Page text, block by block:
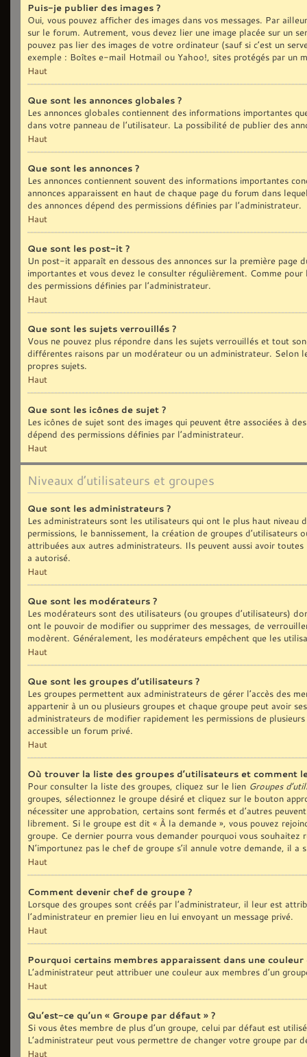
Puis-je publier des images ?
Oui, vous pouvez afficher des images dans vos messages. Par
sur le forum. Autrement, vous devez lier une image placée sur un
pouvez pas lier des images de votre ordinateur (sauf si c’est un
exemple : Boîtes e-mail Hotmail ou Yahoo!, sites protégés par un
Haut
Que sont les annonces globales ?
Les annonces globales contiennent des informations importantes
dans votre panneau de l’utilisateur. La possibilité de publier des
Haut
Que sont les annonces ?
Les annonces contiennent souvent des informations importantes
annonces apparaissent en haut de chaque page du forum dans
des annonces dépend des permissions définies par l’administrateur.
Haut
Que sont les post-it ?
Un post-it apparaît en dessous des annonces sur la première
importantes et vous devez le consulter régulièrement. Comme
des permissions définies par l’administrateur.
Haut
Que sont les sujets verrouillés ?
Vous ne pouvez plus répondre dans les sujets verrouillés et tout
différentes raisons par un modérateur ou un administrateur. Selon
propres sujets.
Haut
Que sont les icônes de sujet ?
Les icônes de sujet sont des images qui peuvent être associées à
dépend des permissions définies par l’administrateur.
Haut
Niveaux d’utilisateurs et groupes
Que sont les administrateurs ?
Les administrateurs sont les utilisateurs qui ont le plus haut
permissions, le bannissement, la création de groupes
attribuées aux autres administrateurs. Ils peuvent aussi avoir
a autorisé.
Haut
Que sont les modérateurs ?
Les modérateurs sont des utilisateurs (ou groupes d’utilisateurs)
ont le pouvoir de modifier ou supprimer des messages, de
modèrent. Généralement, les modérateurs empêchent que les
Haut
Que sont les groupes d’utilisateurs ?
Les groupes permettent aux administrateurs de gérer l’accès des
appartenir à un ou plusieurs groupes et chaque groupe peut avoir
administrateurs de modifier rapidement les permissions de
accessible un forum privé.
Haut
Où trouver la liste des groupes d’utilisateurs et comment
Pour consulter la liste des groupes, cliquez sur le lien Groupes
groupes, sélectionnez le groupe désiré et cliquez sur le bouton
nécessiter une approbation, certains sont fermés et d’autres
librement. Si le groupe est dit « À la demande », vous pouvez
groupe. Ce dernier pourra vous demander pourquoi vous
N’importunez pas le chef de groupe s’il annule votre demande, il a
Haut
Comment devenir chef de groupe ?
Lorsque des groupes sont créés par l’administrateur, il leur est
l’administrateur en premier lieu en lui envoyant un message privé.
Haut
Pourquoi certains membres apparaissent dans une
L’administrateur peut attribuer une couleur aux membres d’un
Haut
Qu’est-ce qu’un « Groupe par défaut » ?
Si vous êtes membre de plus d’un groupe, celui par défaut est
L’administrateur peut vous permettre de changer votre groupe par
Haut